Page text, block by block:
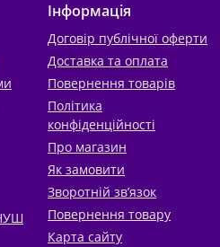
Інформація
Договір публічної оферти
Доставка та оплата
Повернення товарів
Політика
конфіденційності
Про магазин
Як замовити
Зворотній зв’язок
Повернення товару
Карта сайту